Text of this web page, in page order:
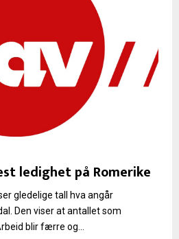
ledighet på Romerike
gledelige tall hva angår
Den viser at antallet som
blir færre og...